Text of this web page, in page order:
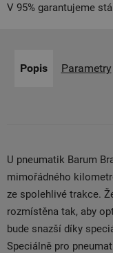
V 95% garantujeme
Popis Parametry
U pneumatik Barum
mimořádného
ze spolehlivé trakce.
rozmístěna tak, aby
bude snazší díky
Speciálně pro